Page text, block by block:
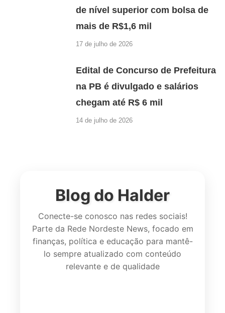
de nível superior com bolsa de
mais de R$1,6 mil
17 de julho de 2026
Edital de Concurso de Prefeitura
na PB é divulgado e salários
chegam até R$ 6 mil
14 de julho de 2026
Blog do Halder
Conecte-se conosco nas redes sociais!
Parte da Rede Nordeste News, focado em
finanças, política e educação para mantê-
lo sempre atualizado com conteúdo
relevante e de qualidade